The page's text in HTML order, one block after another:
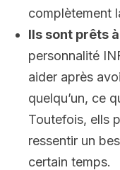
complètement
Ils sont prêts
personnalité
aider après
quelqu’un, ce
Toutefois, ells
ressentir un
certain temps.